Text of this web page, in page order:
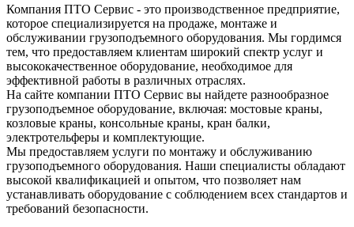
Компания ПТО Сервис - это производственное предприятие,
которое специализируется на продаже, монтаже и
обслуживании грузоподъемного оборудования. Мы гордимся
тем, что предоставляем клиентам широкий спектр услуг и
высококачественное оборудование, необходимое для
эффективной работы в различных отраслях.
На сайте компании ПТО Сервис вы найдете разнообразное
грузоподъемное оборудование, включая: мостовые краны,
козловые краны, консольные краны, кран балки,
электротельферы и комплектующие.
Мы предоставляем услуги по монтажу и обслуживанию
грузоподъемного оборудования. Наши специалисты обладают
высокой квалификацией и опытом, что позволяет нам
устанавливать оборудование с соблюдением всех стандартов и
требований безопасности.